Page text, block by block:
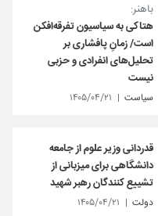
باهنر:
هتاکی به سیاسیون تفرقه‌افکن
است/ زمانِ پافشاری بر
تحلیل‌های انفرادی و حزبی
نیست
سیاست ۱۴۰۵/۰۴/۲۱
قدردانی وزیر علوم از جامعه
دانشگاهی برای میزبانی از
تشییع کنندگان رهبر شهید
دولت ۱۴۰۵/۰۴/۲۱